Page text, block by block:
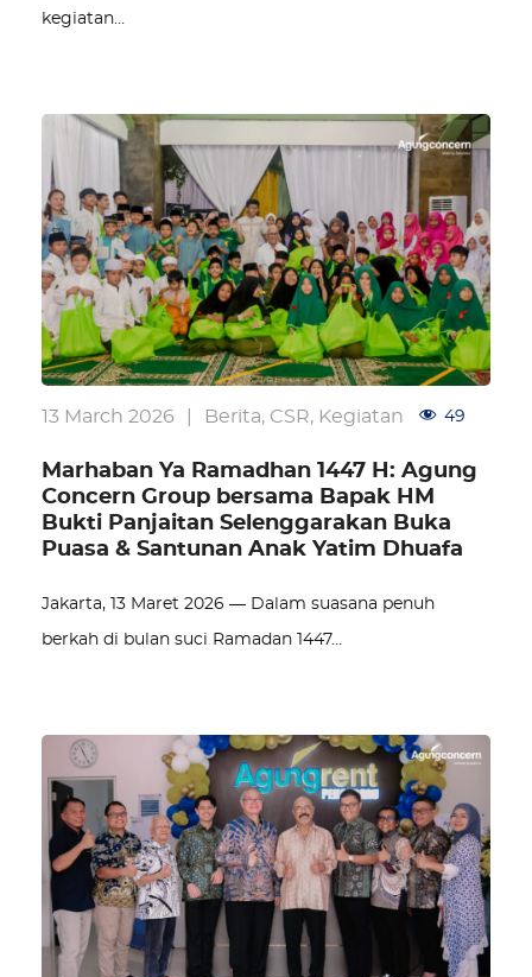
kegiatan…
13 March 2026 Berita, CSR, Kegiatan 49
Marhaban Ya Ramadhan 1447 H: Agung
Concern Group bersama Bapak HM
Bukti Panjaitan Selenggarakan Buka
Puasa & Santunan Anak Yatim Dhuafa
Jakarta, 13 Maret 2026 — Dalam suasana penuh
berkah di bulan suci Ramadan 1447…